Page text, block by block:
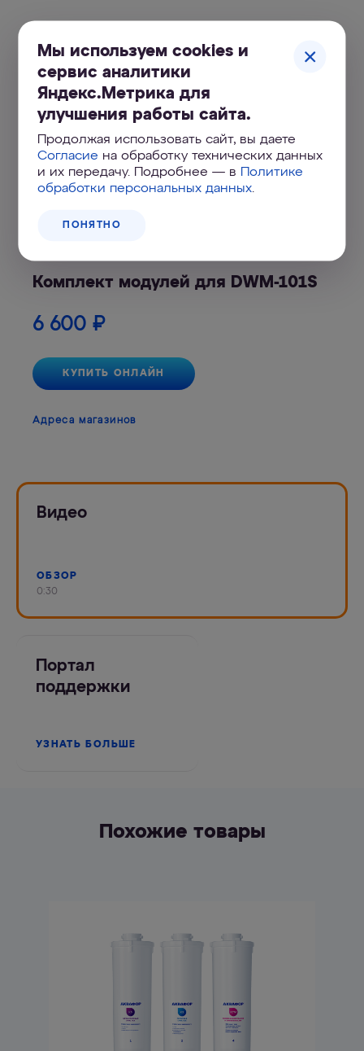
Купить Комплект сменных
модулей для DWM-101S
Комплект модулей для DWM-101S
6 600 ₽
КУПИТЬ ОНЛАЙН
Адреса магазинов
Видео
ОБЗОР
0:30
Портал
поддержки
УЗНАТЬ БОЛЬШЕ
Похожие товары
Мы используем cookies и
сервис аналитики
Яндекс.Метрика для
улучшения работы сайта.
Продолжая использовать сайт, вы даете
Согласие на обработку технических данных
и их передачу. Подробнее — в Политике
обработки персональных данных.
ПОНЯТНО